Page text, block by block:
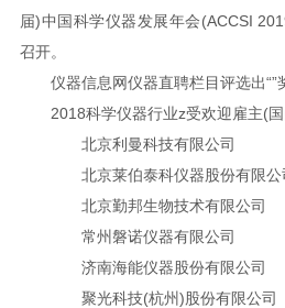
届)中国科学仪器发展年会(ACCSI
召开。
仪器信息网仪器直聘栏目评选出“”
2018科学仪器行业z受欢迎雇主(
北京利曼科技有限公司
北京莱伯泰科仪器股份有限公
北京勤邦生物技术有限公司
常州磐诺仪器有限公司
济南海能仪器股份有限公司
聚光科技(杭州)股份有限公司